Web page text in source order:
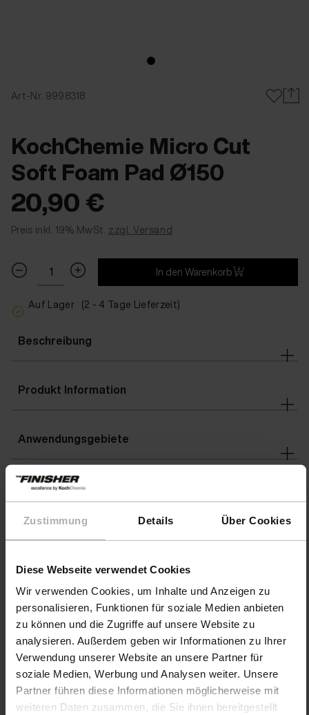
Zustimmung Details Über Cookies
Diese Webseite verwendet Cookies
Wir verwenden Cookies, um Inhalte und Anzeigen zu
personalisieren, Funktionen für soziale Medien anbieten
zu können und die Zugriffe auf unsere Website zu
analysieren. Außerdem geben wir Informationen zu Ihrer
Verwendung unserer Website an unsere Partner für
soziale Medien, Werbung und Analysen weiter. Unsere
Partner führen diese Informationen möglicherweise mit
weiteren Daten zusammen, die Sie ihnen bereitgestellt
Art-Nr. 9998318
KochChemie Micro Cut
Soft Foam Pad Ø150
20,90 €
Preis inkl. 19% MwSt. zzgl. Versand
In den Warenkorb
Auf Lager (2 - 4 Tage Lieferzeit)
Beschreibung
Produkt Information
Anwendungsgebiete
Warnhinweise
Warnhinweise